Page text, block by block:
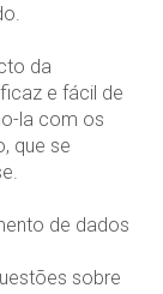
da
e fácil de
la com os
que se
de dados
sobre